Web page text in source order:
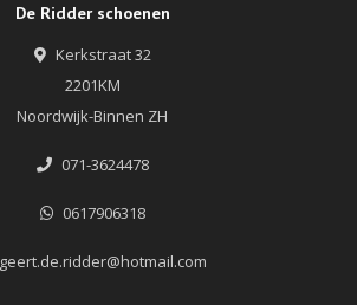
De Ridder schoenen
Kerkstraat 32
2201KM
Noordwijk-Binnen ZH
071-3624478
0617906318
geert.de.ridder@hotmail.com